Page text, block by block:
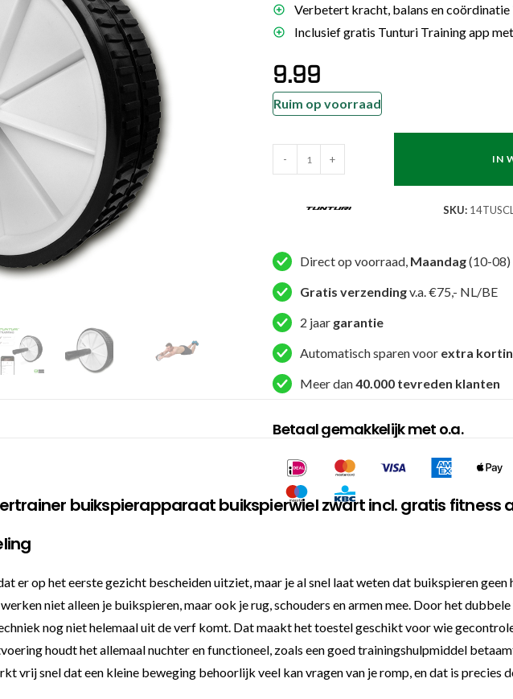
en trapkussens
en pads
Verbetert kracht, balans en coördinatie
Inclusief gratis Tunturi Training app
9.99
Ruim op voorraad
Buikspierwiel
Double
Wheel
-
Zwart
aantal
- + IN
SKU:
Direct op voorraad, Maandag(10-08)
Gratis verzendingv.a. €75,- NL/BE
2 jaar garantie
Automatisch sparen voor extra
Meer dan40.000 tevreden klanten
Betaal gemakkelijk met o.a.
buikspierapparaat buikspierwiel zwart incl. gratis fitness
er op het eerste gezicht bescheiden uitziet, maar je al snel laat weten dat buikspieren
niet alleen je buikspieren, maar ook je rug, schouders en armen mee. Door het
nog niet helemaal uit de verf komt. Dat maakt het toestel geschikt voor wie
houdt het allemaal nuchter en functioneel, zoals een goed trainingshulpmiddel
vrij snel dat een kleine beweging behoorlijk veel kan vragen van je romp, en dat is precies